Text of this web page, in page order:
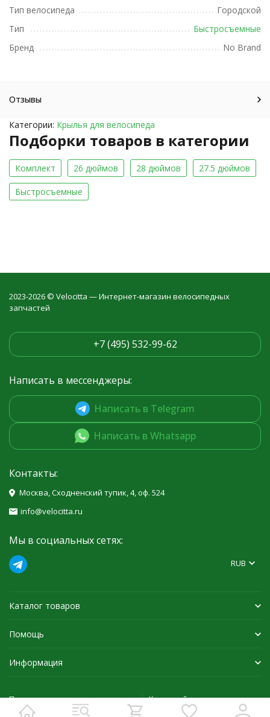
Тип велосипеда
Городской
Тип
Быстросъемные
Бренд
No Brand
Отзывы
Категории: Крылья для велосипеда
Подборки товаров в категории
Комплект 26 дюймов 28 дюймов 27.5 дюймов
Быстросъемные
2023-2026 © Velocitta — Интернет-магазин велосипедных
запчастей
+7 (495) 532-99-62
Написать в мессенджеры:
Написать в Telegram
Написать в Whatsapp
Контакты:
Москва, Сходненский тупик, 4, оф. 524
info@velocitta.ru
Мы в социальных сетях:
RUB
Каталог товаров
Помощь
Информация
Политика персональных данных Карта сайта